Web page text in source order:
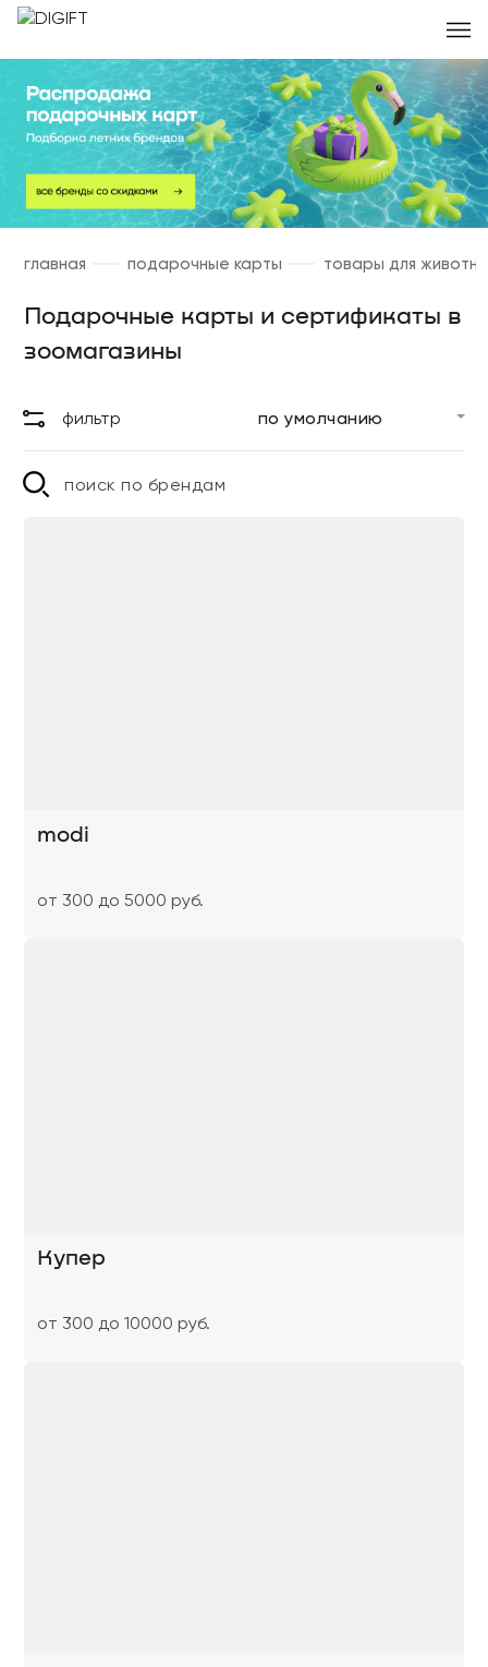
главная подарочные карты товары для
Подарочные карты и сертификаты в
зоомагазины
фильтр
поиск по брендам
modi
от 300 до 5000 руб.
Купер
от 300 до 10000 руб.